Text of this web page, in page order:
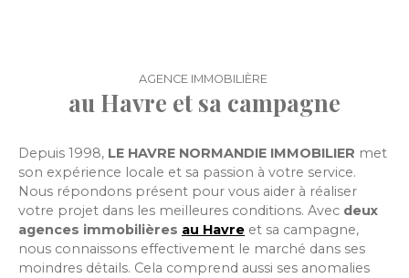
AGENCE IMMOBILIÈRE
au Havre et sa campagne
Depuis 1998, LE HAVRE NORMANDIE IMMOBILIER met
son expérience locale et sa passion à votre service.
Nous répondons présent pour vous aider à réaliser
votre projet dans les meilleures conditions. Avec deux
agences immobilières au Havre et sa campagne,
nous connaissons effectivement le marché dans ses
moindres détails. Cela comprend aussi ses anomalies